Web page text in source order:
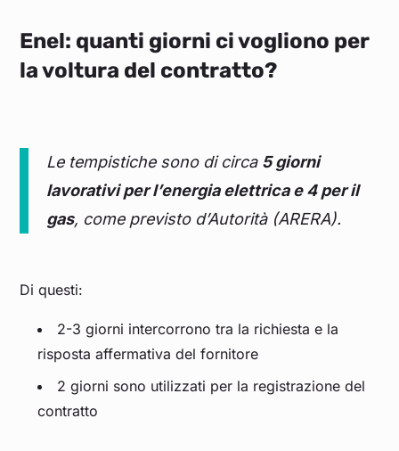
Enel: quanti giorni ci vogliono per
la voltura del contratto?
Le tempistiche sono di circa 5 giorni
lavorativi per l’energia elettrica e 4 per il
gas, come previsto d’Autorità (ARERA).
Di questi:
2-3 giorni intercorrono tra la richiesta e la
risposta affermativa del fornitore
2 giorni sono utilizzati per la registrazione del
contratto